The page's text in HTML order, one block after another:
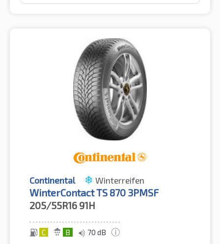
Continental Winterreifen
WinterContact TS 870 3PMSF
205/55R16 91H
C B 70 dB